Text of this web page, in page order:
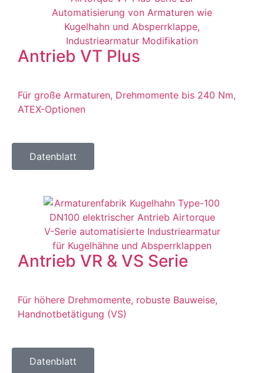
Antrieb VT Plus
Für große Armaturen, Drehmomente bis 240 Nm,
ATEX-Optionen
Datenblatt
Antrieb VR & VS Serie
Für höhere Drehmomente, robuste Bauweise,
Handnotbetätigung (VS)
Datenblatt